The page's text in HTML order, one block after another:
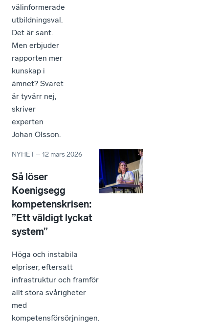
välinformerade
utbildningsval.
Det är sant.
Men erbjuder
rapporten mer
kunskap i
ämnet? Svaret
är tyvärr nej,
skriver
experten
Johan Olsson.
NYHET –12 mars 2026
Så löser
Koenigsegg
kompetenskrisen:
”Ett väldigt lyckat
system”
Höga och instabila
elpriser, eftersatt
infrastruktur och framför
allt stora svårigheter
med
kompetensförsörjningen.